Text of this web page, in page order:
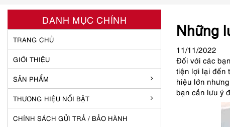
Những
11/11/2022
Đối với các
tiện lợi lại đến
hiệu lớn
bạn cần lưu ý
DANH MỤC CHÍNH
TRANG CHỦ
GIỚI THIỆU
SẢN PHẨM
THƯƠNG HIỆU NỔI BẬT
CHÍNH SÁCH GỬI TRẢ / BẢO HÀNH